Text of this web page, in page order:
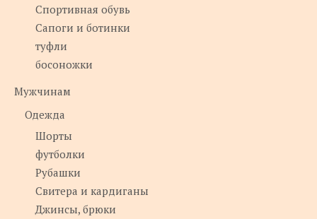
Спортивная обувь
Сапоги и ботинки
туфли
босоножки
Мужчинам
Одежда
Шорты
футболки
Рубашки
Свитера и кардиганы
Джинсы, брюки